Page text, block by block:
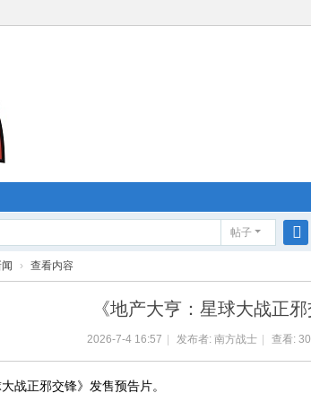
帖子
索
› 查看内容
《地产大亨：星球大战正
2026-7-4 16:57 发布者: 南方战士 查看:
战正邪交锋》发售预告片。